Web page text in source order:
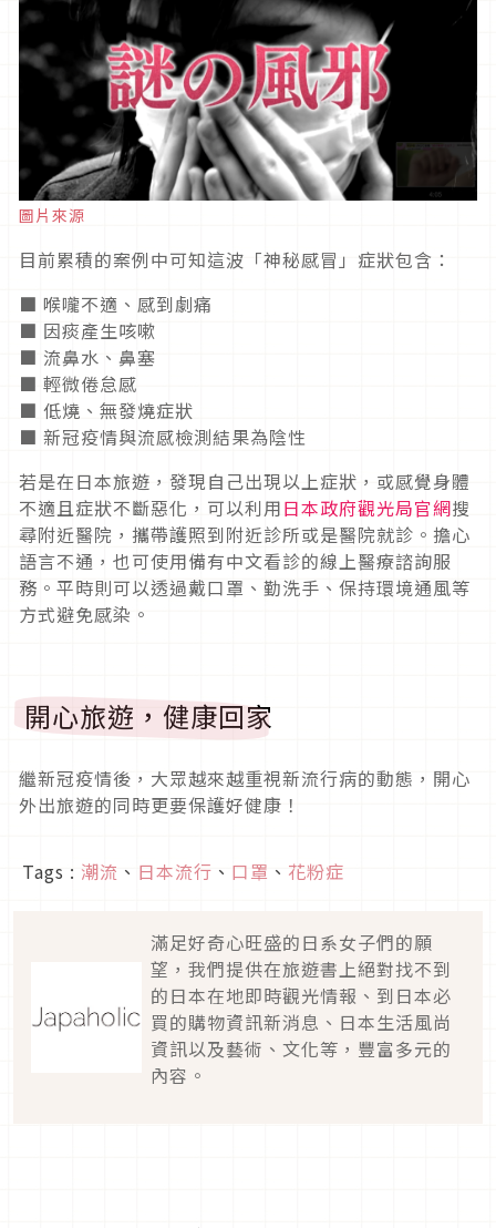
圖片來源
目前累積的案例中可知這波「神秘感冒」症狀包含：
■ 喉嚨不適、感到劇痛
■ 因痰產生咳嗽
■ 流鼻水、鼻塞
■ 輕微倦怠感
■ 低燒、無發燒症狀
■ 新冠疫情與流感檢測結果為陰性
若是在日本旅遊，發現自己出現以上症狀，或感覺身體
不適且症狀不斷惡化，可以利用日本政府觀光局官網搜
尋附近醫院，攜帶護照到附近診所或是醫院就診。擔心
語言不通，也可使用備有中文看診的線上醫療諮詢服
務。平時則可以透過戴口罩、勤洗手、保持環境通風等
方式避免感染。
開心旅遊，健康回家
繼新冠疫情後，大眾越來越重視新流行病的動態，開心
外出旅遊的同時更要保護好健康！
Tags : 潮流 、 日本流行 、 口罩 、 花粉症
滿足好奇心旺盛的日系女子們的願
望，我們提供在旅遊書上絕對找不到
的日本在地即時觀光情報、到日本必
買的購物資訊新消息、日本生活風尚
資訊以及藝術、文化等，豐富多元的
內容。